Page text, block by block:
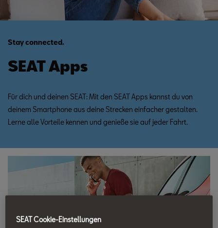
Stay connected.
SEAT Apps
Für dich und deinen SEAT: Mit den SEAT Apps kannst du von
deinem Smartphone aus deine Strecken einfacher gestalten.
Lerne alle Vorteile kennen und genieße sie auf jeder Fahrt.
SEAT Cookie-Einstellungen